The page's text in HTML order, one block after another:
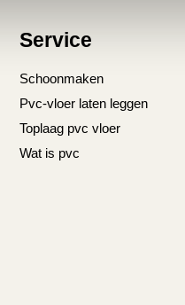
Service
Schoonmaken
Pvc-vloer laten leggen
Toplaag pvc vloer
Wat is pvc